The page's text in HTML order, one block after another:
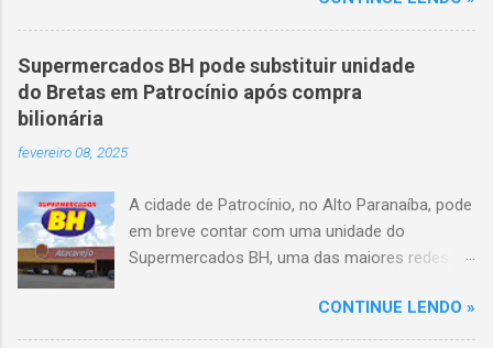
quando o motorista perdeu o controle do
veículo, atravessou o canteiro central e
capotou em uma alça de acesso. Entre as
vítimas fatais, há duas crianças de
Supermercados BH pode substituir unidade
do Bretas em Patrocínio após compra
bilionária
fevereiro 08, 2025
A cidade de Patrocínio, no Alto Paranaíba, pode
em breve contar com uma unidade do
Supermercados BH, uma das maiores redes do
o braço mineiro da rede Bretas por R$ 716
milhões, conforme anunciado na última sexta-
CONTINUE LENDO »